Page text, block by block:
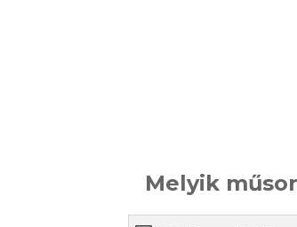
Melyik